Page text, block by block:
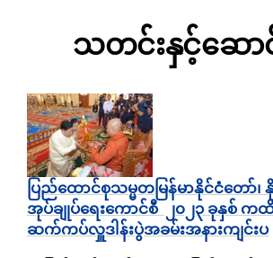
သတင်းနှင့်ဆောင်
ပြည်‌ထောင်စုသမ္မတမြန်မာနိုင်ငံတော်၊
အုပ်ချုပ်ရေးကောင်စီ ၂၀၂၃ ခုနှစ် က
ဆက်ကပ်လှူဒါန်းပွဲအခမ်းအနားကျင်းပ